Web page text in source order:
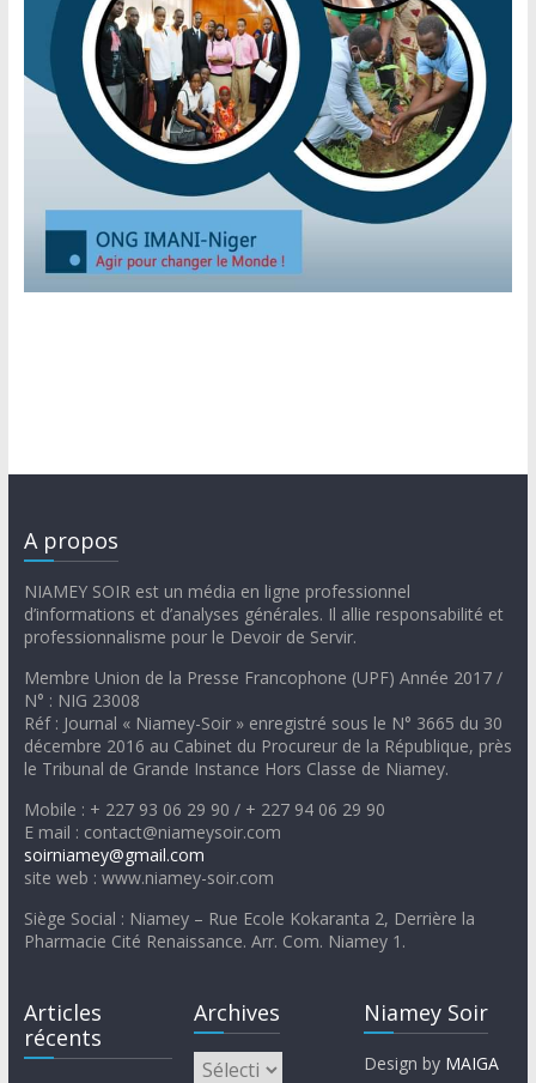
A propos
NIAMEY SOIR est un média en ligne professionnel
d’informations et d’analyses générales. Il allie responsabilité et
professionnalisme pour le Devoir de Servir.
Membre Union de la Presse Francophone (UPF) Année 2017 /
N° : NIG 23008
Réf : Journal « Niamey-Soir » enregistré sous le N° 3665 du 30
décembre 2016 au Cabinet du Procureur de la République, près
le Tribunal de Grande Instance Hors Classe de Niamey.
Mobile : + 227 93 06 29 90 / + 227 94 06 29 90
E mail : contact@niameysoir.com
soirniamey@gmail.com
site web : www.niamey-soir.com
Siège Social : Niamey – Rue Ecole Kokaranta 2, Derrière la
Pharmacie Cité Renaissance. Arr. Com. Niamey 1.
Articles
récents
Archives Niamey Soir
Design by MAIGA